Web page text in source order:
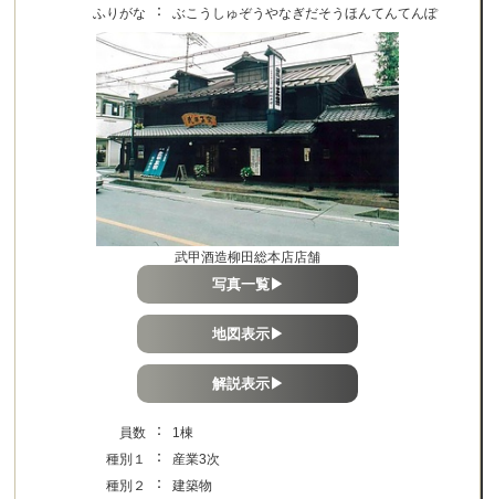
ふりがな ： ぶこうしゅぞうやなぎだそうほんてんてんぽ
武甲酒造柳田総本店店舗
写真一覧▶
地図表示▶
解説表示▶
員数 ：
1棟
種別１
：
産業3次
種別２
：
建築物